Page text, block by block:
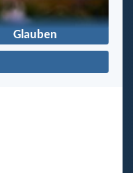
Glauben